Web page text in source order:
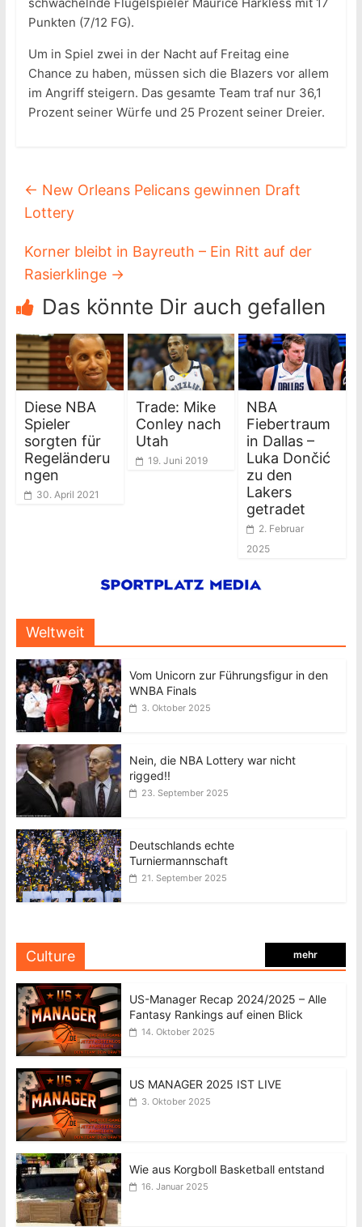
Punkten (7/12 FG).
Um in Spiel zwei in der Nacht auf Freitag eine
Chance zu haben, müssen sich die Blazers vor allem
im Angriff steigern. Das gesamte Team traf nur 36,1
Prozent seiner Würfe und 25 Prozent seiner Dreier.
← New Orleans Pelicans gewinnen Draft
Lottery
Korner bleibt in Bayreuth – Ein Ritt auf der
Rasierklinge →
Das könnte Dir auch gefallen
Diese NBA
Spieler
sorgten für
Regeländeru
ngen
30. April 2021
Trade: Mike
Conley nach
Utah
19. Juni 2019
NBA
Fiebertraum
in Dallas –
Luka Dončić
zu den
Lakers
getradet
2. Februar
2025
Weltweit
Vom Unicorn zur Führungsfigur in den
WNBA Finals
3. Oktober 2025
Nein, die NBA Lottery war nicht
rigged!!
23. September 2025
Deutschlands echte
Turniermannschaft
21. September 2025
Culture mehr
US-Manager Recap 2024/2025 – Alle
Fantasy Rankings auf einen Blick
14. Oktober 2025
US MANAGER 2025 IST LIVE
3. Oktober 2025
Wie aus Korgboll Basketball entstand
16. Januar 2025